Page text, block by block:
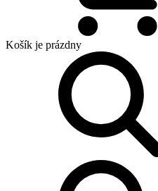
Košík je prázdny